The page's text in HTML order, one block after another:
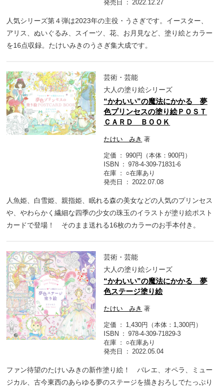
発売日 2022.12.27
人気シリーズ第４弾は2023年の主役・うさぎです。イースター、
アリス、ぬいぐるみ、スイーツ、花、お月見など、塗り絵とカラー
を16点収録。たけいみきのうさぎ集大成です。
芸術・芸能
大人の塗り絵シリーズ
“かわいい”の魔法にかかる 夢
色プリンセスの塗り絵ＰＯＳＴ
ＣＡＲＤ ＢＯＯＫ
たけい みき 著
定価
990円（本体：900円）
ISBN
978-4-309-71831-6
在庫
○在庫あり
発売日
2022.07.08
人魚姫、白雪姫、親指姫、眠れる森の美女などの人気のプリンセス
や、やわらかく繊細な四季の少女の珠玉のイラストが塗り絵ポスト
カードで登場！ そのまま送れる16枚のカラーのお手本付き。
芸術・芸能
大人の塗り絵シリーズ
“かわいい”の魔法にかかる 夢
色ステージ塗り絵
たけい みき 著
定価
1,430円（本体：1,300円）
ISBN
978-4-309-71829-3
在庫
○在庫あり
発売日
2022.05.04
ファン待望のたけいみきの新作塗り絵！ バレエ、オペラ、ミュー
ジカル、古今東西のあらゆる夢のステージを描きおろしでたっぷり